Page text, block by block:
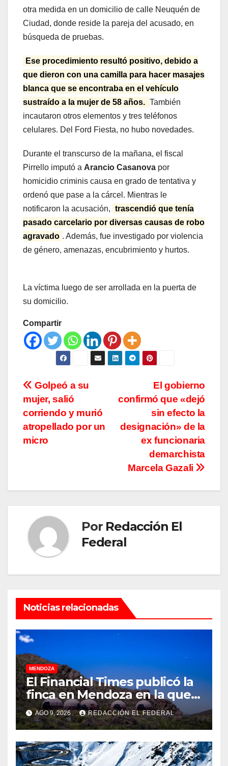
otra medida en un domicilio de calle Neuquén de
Ciudad, donde reside la pareja del acusado, en
búsqueda de pruebas.
Ese procedimiento resultó positivo, debido a
que dieron con una camilla para hacer masajes
blanca que se encontraba en el vehículo
sustraído a la mujer de 58 años. También
incautaron otros elementos y tres teléfonos
celulares. Del Ford Fiesta, no hubo novedades.
Durante el transcurso de la mañana, el fiscal
Pirrello imputó a Arancio Casanova por
homicidio criminis causa en grado de tentativa y
ordenó que pase a la cárcel. Mientras le
notificaron la acusación, trascendió que tenía
pasado carcelario por diversas causas de robo
agravado . Además, fue investigado por violencia
de género, amenazas, encubrimiento y hurtos.
La víctima luego de ser arrollada en la puerta de
su domicilio.
Compartir
Navegación
de
entradas
El gobierno
confirmó que «dejó
sin efecto la
designación» de la
ex funcionaria
demarchista
Marcela Gazali
Golpeó a su
mujer, salió
corriendo y murió
atropellado por un
micro
Por Redacción El
Federal
Noticias relacionadas
MENDOZA
El Financial Times publicó la
finca en Mendoza en la que
CEOs y millonarios de
empresas tecnológicas
planean enfrentar un posible
“apocalipsis” y guerra
nuclear
AGO 9, 2026 REDACCIÓN EL FEDERAL